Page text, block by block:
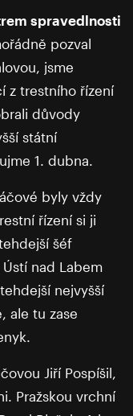
spravedlnosti
pozval
jsme
z trestního řízení
důvody
státní
1. dubna.
byly vždy
řízení si ji
šéf
nad Labem
nejvyšší
ale tu zase
Jiří Pospíšil,
Pražskou vrchní